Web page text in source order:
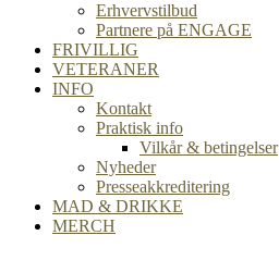
Erhvervstilbud
Partnere på ENGAGE
FRIVILLIG
VETERANER
INFO
Kontakt
Praktisk info
Vilkår & betingelser
Nyheder
Presseakkreditering
MAD & DRIKKE
MERCH